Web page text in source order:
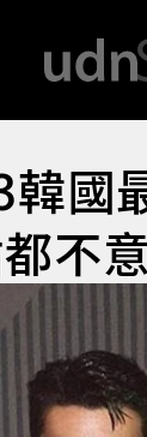
國
不